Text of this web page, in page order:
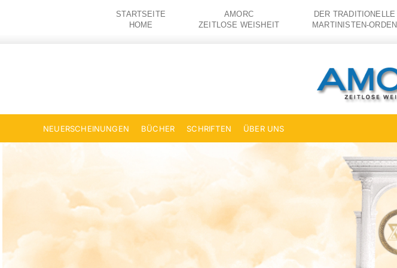
STARTSEITE
HOME
AMORC
ZEITLOSE WEISHEIT
DER TRADITIONELLE
MARTINISTEN-ORDEN
NEUERSCHEINUNGEN BÜCHER SCHRIFTEN ÜBER UNS